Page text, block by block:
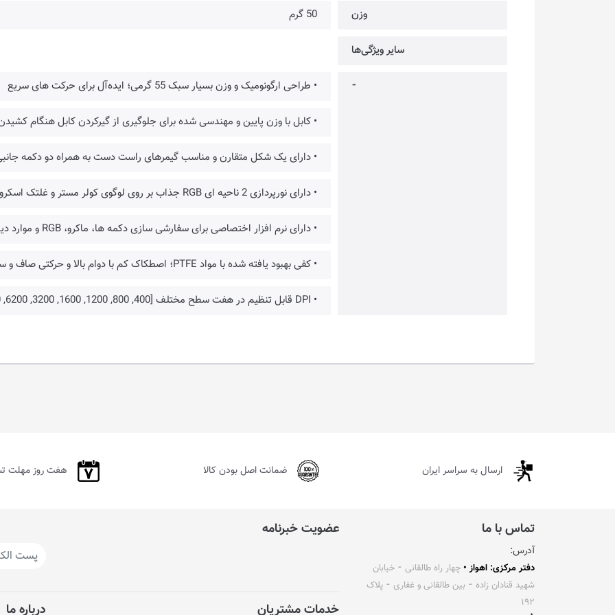
وزن 50 گرم
سایر ویژگی‌ها
⁃ • طراحی ارگونومیک و وزن بسیار سبک 55 گرمی؛ ایده‌آل برای حرکت های سریع
• کابل با وزن پایین و مهندسی شده برای جلوگیری از گیرکردن کابل هنگام
• دارای یک شکل متقارن و مناسب گیمرهای راست دست به همراه دو دکمه
• دارای نورپردازی 2 ناحیه ای RGB جذاب بر روی لوگوی کولر مستر و غلتک اسکرول
• دارای نرم افزار اختصاصی برای سفارشی سازی دکمه ها، ماکرو، RGB و موارد دیگر
• کفی بهبود یافته شده با مواد PTFE؛ اصطکاک کم با دوام بالا و حرکتی صاف و سریع
• DPI قابل تنظیم در هفت سطح مختلف [400, 800, 1200, 1600, 3200, 6200, 12000]
ارسال به سراسر ایران ضمانت اصل بودن کالا هفت روز مهلت
تماس با ما
آدرس:
دفتر مرکزی: اهواز • چهار راه طالقانی ⁃ خیابان
شهید قنادان زاده ⁃ بین طالقانی و غفاری ⁃ پلاک
۱۹۲
عضویت خبرنامه
خدمات مشتریان درباره ما